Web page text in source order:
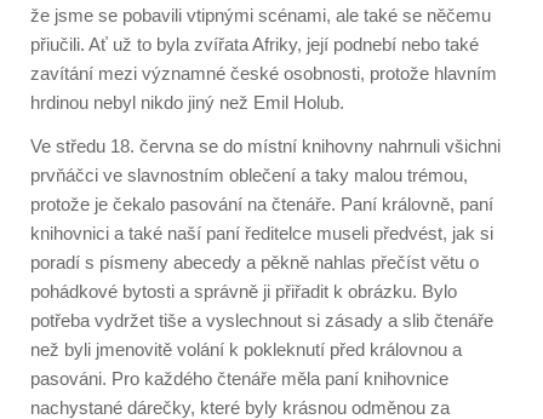
že jsme se pobavili vtipnými scénami, ale také se něčemu
přiučili. Ať už to byla zvířata Afriky, její podnebí nebo také
zavítání mezi významné české osobnosti, protože hlavním
hrdinou nebyl nikdo jiný než Emil Holub.
Ve středu 18. června se do místní knihovny nahrnuli všichni
prvňáčci ve slavnostním oblečení a taky malou trémou,
protože je čekalo pasování na čtenáře. Paní královně, paní
knihovnici a také naší paní ředitelce museli předvést, jak si
poradí s písmeny abecedy a pěkně nahlas přečíst větu o
pohádkové bytosti a správně ji přiřadit k obrázku. Bylo
potřeba vydržet tiše a vyslechnout si zásady a slib čtenáře
než byli jmenovitě volání k pokleknutí před královnou a
pasováni. Pro každého čtenáře měla paní knihovnice
nachystané dárečky, které byly krásnou odměnou za